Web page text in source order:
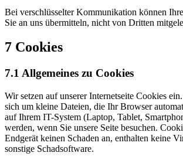
Bei verschlüsselter Kommunikation können
Sie an uns übermitteln, nicht von Dritten
7 Cookies
7.1 Allgemeines zu Cookies
Wir setzen auf unserer Internetseite Cookies
sich um kleine Dateien, die Ihr Browser
auf Ihrem IT-System (Laptop, Tablet,
werden, wenn Sie unsere Seite besuchen.
Endgerät keinen Schaden an, enthalten keine
sonstige Schadsoftware.